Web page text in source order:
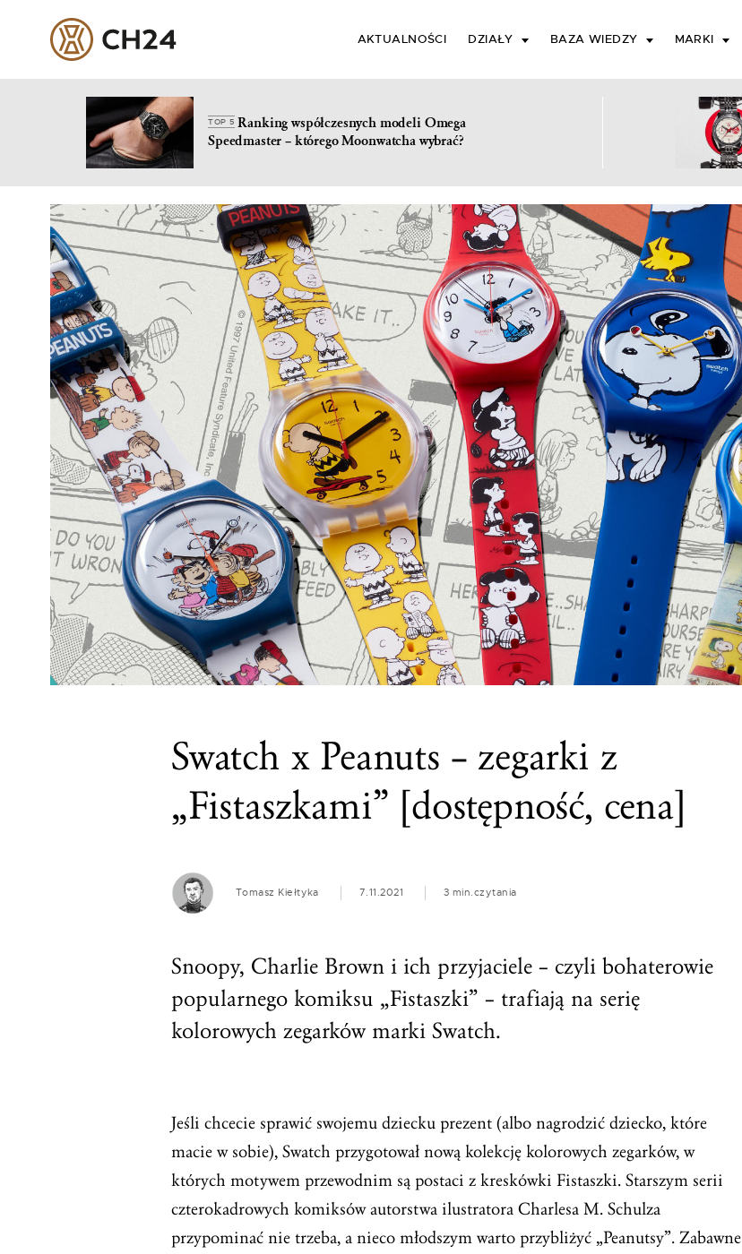
content
AKTUALNOŚCI DZIAŁY BAZA WIEDZY MARKI
TOP 5Ranking współczesnych modeli Omega
Speedmaster – którego Moonwatcha wybrać?
Swatch x Peanuts – zegarki z
„Fistaszkami” [dostępność, cena]
Tomasz Kiełtyka 7.11.2021 3 min.czytania
Snoopy, Charlie Brown i ich przyjaciele – czyli bohaterowie
popularnego komiksu „Fistaszki” – trafiają na serię
kolorowych zegarków marki Swatch.
Jeśli chcecie sprawić swojemu dziecku prezent (albo nagrodzić dziecko, które
macie w sobie), Swatch przygotował nową kolekcję kolorowych zegarków, w
których motywem przewodnim są postaci z kreskówki Fistaszki. Starszym serii
czterokadrowych komiksów autorstwa ilustratora Charlesa M. Schulza
przypominać nie trzeba, a nieco młodszym warto przybliżyć „Peanutsy”. Zabawne